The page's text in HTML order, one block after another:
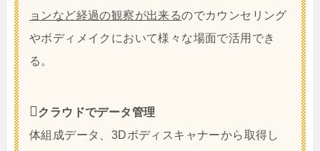
ョンなど経過の観察が出来るのでカウンセリング
やボディメイクにおいて様々な場面で活用でき
る。
クラウドでデータ管理
体組成データ、3Dボディスキャナーから取得し